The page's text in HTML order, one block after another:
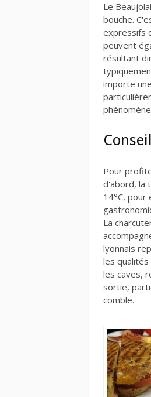
Le
bouche.
expressifs
peuvent
résultant
importe
Pour
d'abord, la
14°C,
La
lyonnais
les
les caves,
sortie,
comble.